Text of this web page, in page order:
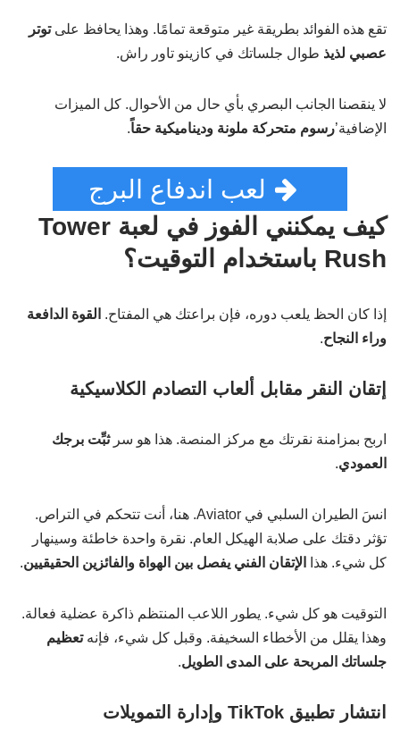
تقع هذه الفوائد بطريقة غير متوقعة تمامًا. وهذا يحافظ علىتوتر
عصبي لذيذ طوال جلساتك في كازينو تاور راش.
لا ينقصنا الجانب البصري بأي حال من الأحوال. كل الميزات
الإضافية’رسوم متحركة ملونة وديناميكية حقاً.
كيف يمكنني الفوز في لعبة Tower
Rush باستخدام التوقيت؟
إذا كان الحظ يلعب دوره، فإن براعتك هي المفتاح. القوة الدافعة
وراء النجاح.
إتقان النقر مقابل ألعاب التصادم الكلاسيكية
اربح بمزامنة نقرتك مع مركز المنصة. هذا هو سرثبِّت برجك
العمودي.
انسَ الطيران السلبي في Aviator. هنا، أنت تتحكم في التراص.
تؤثر دقتك على صلابة الهيكل العام. نقرة واحدة خاطئة وسينهار
كل شيء. هذا
الإتقان الفني يفصل بين الهواة والفائزين الحقيقيين.
التوقيت هو كل شيء. يطور اللاعب المنتظم ذاكرة عضلية فعالة.
وهذا يقلل من الأخطاء السخيفة. وقبل كل شيء، فإنهتعظيم
جلساتك المربحة على المدى الطويل.
انتشار تطبيق TikTok وإدارة التمويلات